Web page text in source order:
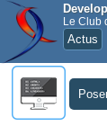
Le Club
Actus